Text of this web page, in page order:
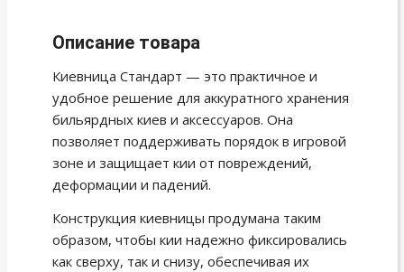
Описание товара
Киевница Стандарт — это практичное и
удобное решение для аккуратного хранения
бильярдных киев и аксессуаров. Она
позволяет поддерживать порядок в игровой
зоне и защищает кии от повреждений,
деформации и падений.
Конструкция киевницы продумана таким
образом, чтобы кии надежно фиксировались
как сверху, так и снизу, обеспечивая их